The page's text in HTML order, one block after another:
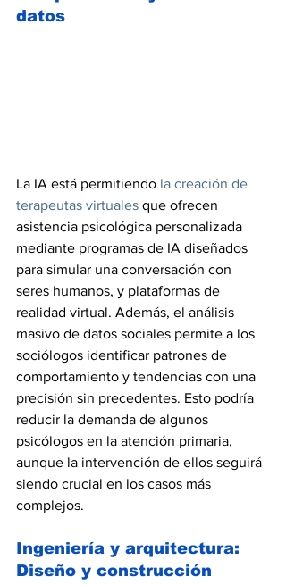
datos
La IA está permitiendo la creación de
terapeutas virtuales que ofrecen
asistencia psicológica personalizada
mediante programas de IA diseñados
para simular una conversación con
seres humanos, y plataformas de
realidad virtual. Además, el análisis
masivo de datos sociales permite a los
sociólogos identificar patrones de
comportamiento y tendencias con una
precisión sin precedentes. Esto podría
reducir la demanda de algunos
psicólogos en la atención primaria,
aunque la intervención de ellos seguirá
siendo crucial en los casos más
complejos.
Ingeniería y arquitectura:
Diseño y construcción